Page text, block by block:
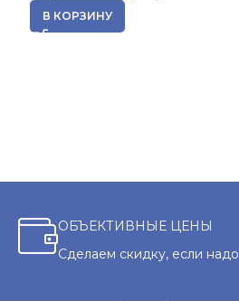
В КОРЗИНУ
ОБЪЕКТИВНЫЕ ЦЕНЫ
Сделаем скидку, если надо